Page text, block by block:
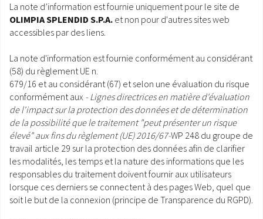
La note d’information est fournie uniquement pour le site de
OLIMPIA SPLENDID S.P.A. et non pour d'autres sites web
accessibles par des liens.
La note d'information est fournie conformément au considérant
(58) du règlement UE n.
679/16 et au considérant (67) et selon une évaluation du risque
conformément aux - Lignes directrices en matière d'évaluation
de l'impact sur la protection des données et de détermination
de la possibilité que le traitement "peut présenter un risque
élevé" aux fins du règlement (UE) 2016/67-WP 248 du groupe de
travail article 29 sur la protection des données afin de clarifier
les modalités, les temps et la nature des informations que les
responsables du traitement doivent fournir aux utilisateurs
lorsque ces derniers se connectent à des pages Web, quel que
soit le but de la connexion (principe de Transparence du RGPD).